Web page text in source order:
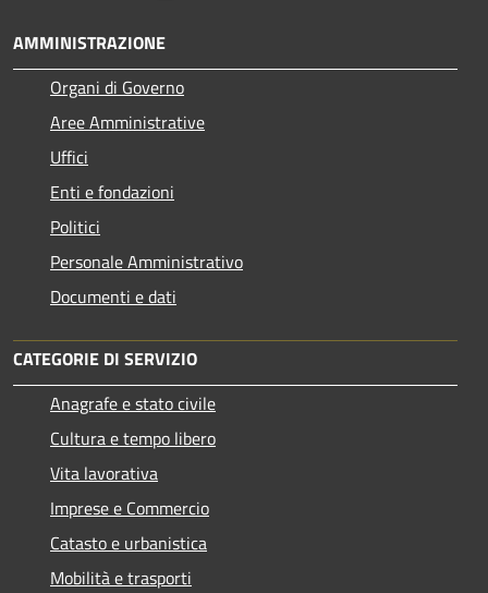
AMMINISTRAZIONE
Organi di Governo
Aree Amministrative
Uffici
Enti e fondazioni
Politici
Personale Amministrativo
Documenti e dati
CATEGORIE DI SERVIZIO
Anagrafe e stato civile
Cultura e tempo libero
Vita lavorativa
Imprese e Commercio
Catasto e urbanistica
Mobilità e trasporti